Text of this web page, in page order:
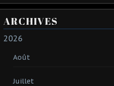
ARCHIVES
2026
Août
Juillet